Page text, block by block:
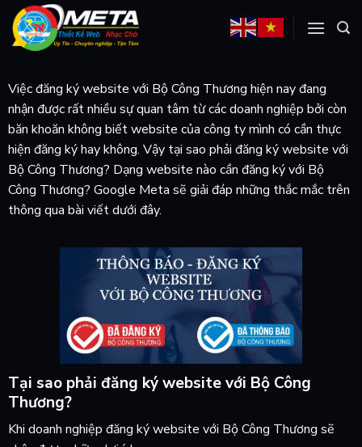
Skip
content
Việc đăng ký website với Bộ Công Thương hiện nay đang
nhận được rất nhiều sự quan tâm từ các doanh nghiệp bởi còn
băn khoăn không biết website của công ty mình có cần thực
hiện đăng ký hay không. Vậy tại sao phải đăng ký website với
Bộ Công Thương? Dạng website nào cần đăng ký với Bộ
Công Thương? Google Meta sẽ giải đáp những thắc mắc trên
thông qua bài viết dưới đây.
Tại sao phải đăng ký website với Bộ Công
Thương?
Khi doanh nghiệp đăng ký website với Bộ Công Thương sẽ